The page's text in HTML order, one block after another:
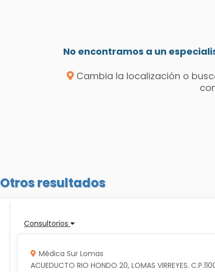
No encontramos a un
Cambia la localización o
Otros resultados
Consultorios
Médica Sur Lomas
ACUEDUCTO RIO HONDO 20, LOMAS VIRREYES.